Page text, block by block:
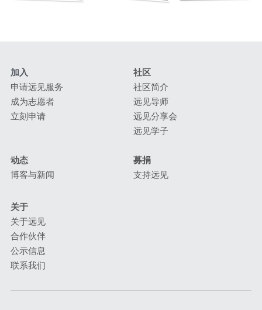
加入
申请远见服务
成为志愿者
立刻申请
动态
博客与新闻
社区
社区简介
远见导师
远见分享会
远见学子
募捐
支持远见
关于
关于远见
合作伙伴
公示信息
联系我们